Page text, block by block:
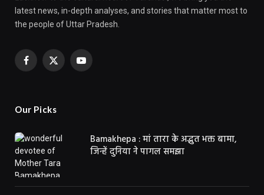
latest news, in-depth analyses, and stories that matter most to
the people of Uttar Pradesh.
Facebook
X
YouTube
Our Picks
Bamakhepa : मां तारा के अद्भुत भक्त बामा,
जिन्हें दुनिया ने पागल समझा